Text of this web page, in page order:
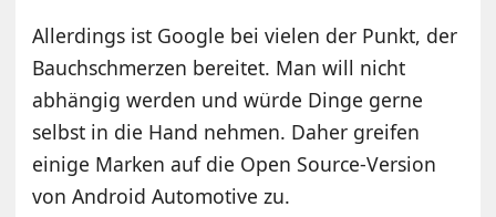
Allerdings ist Google bei vielen der Punkt, der
Bauchschmerzen bereitet. Man will nicht
abhängig werden und würde Dinge gerne
selbst in die Hand nehmen. Daher greifen
einige Marken auf die Open Source-Version
von Android Automotive zu.